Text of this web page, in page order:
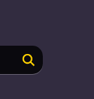
publice privind
de lege pent